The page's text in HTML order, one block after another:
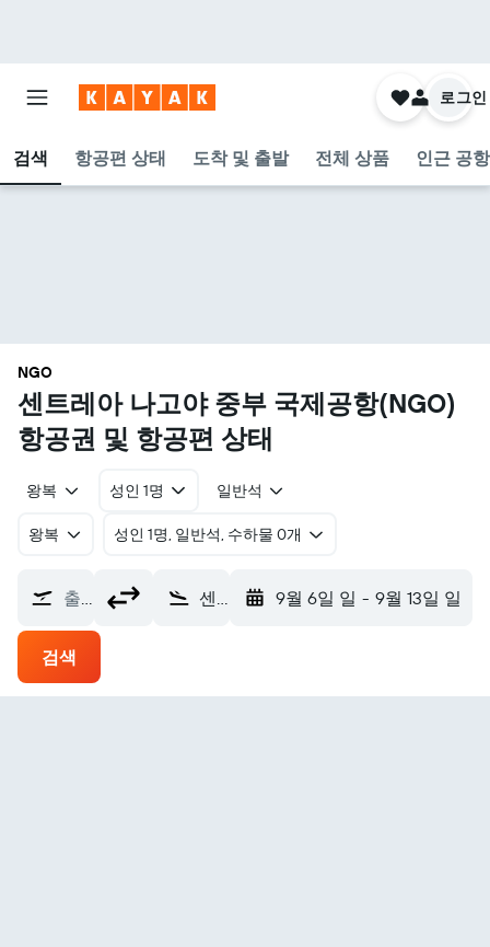
검색 항공편 상태 도착 및 출발 전체 상품 인근 공항
로그인
NGO
센트레아 나고야 중부 국제공항(NGO)
항공권 및 항공편 상태
왕복 성인 1명 일반석
왕복 ​성인 1명, 일반석, 수하물 0개
출발지 센트레아 나고야 중부 국제공항 (NGO) 9월 6일 일 - 9월 13일 일
검색